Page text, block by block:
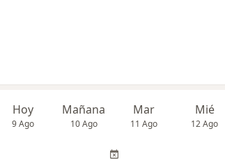
Hoy
9 Ago
Mañana
10 Ago
Mar
11 Ago
Mié
12 Ago